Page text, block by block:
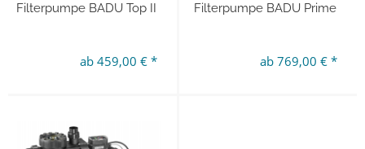
Filterpumpe BADU Top II
ab 459,00 € *
Filterpumpe BADU Prime
ab 769,00 € *